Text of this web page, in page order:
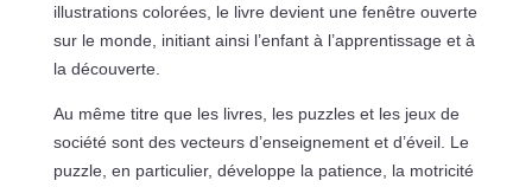
illustrations colorées, le livre devient une fenêtre ouverte
sur le monde, initiant ainsi l’enfant à l’apprentissage et à
la découverte.
Au même titre que les livres, les puzzles et les jeux de
société sont des vecteurs d’enseignement et d’éveil. Le
puzzle, en particulier, développe la patience, la motricité